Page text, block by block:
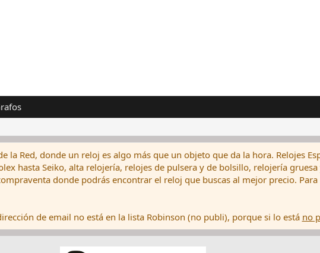
la Red, donde un reloj es algo más que un objeto que da la hora. Relojes
hasta Seiko, alta relojería, relojes de pulsera y de bolsillo, relojería
donde podrás encontrar el reloj que buscas al mejor precio.
de email no está en la lista Robinson (no publi), porque si lo está no